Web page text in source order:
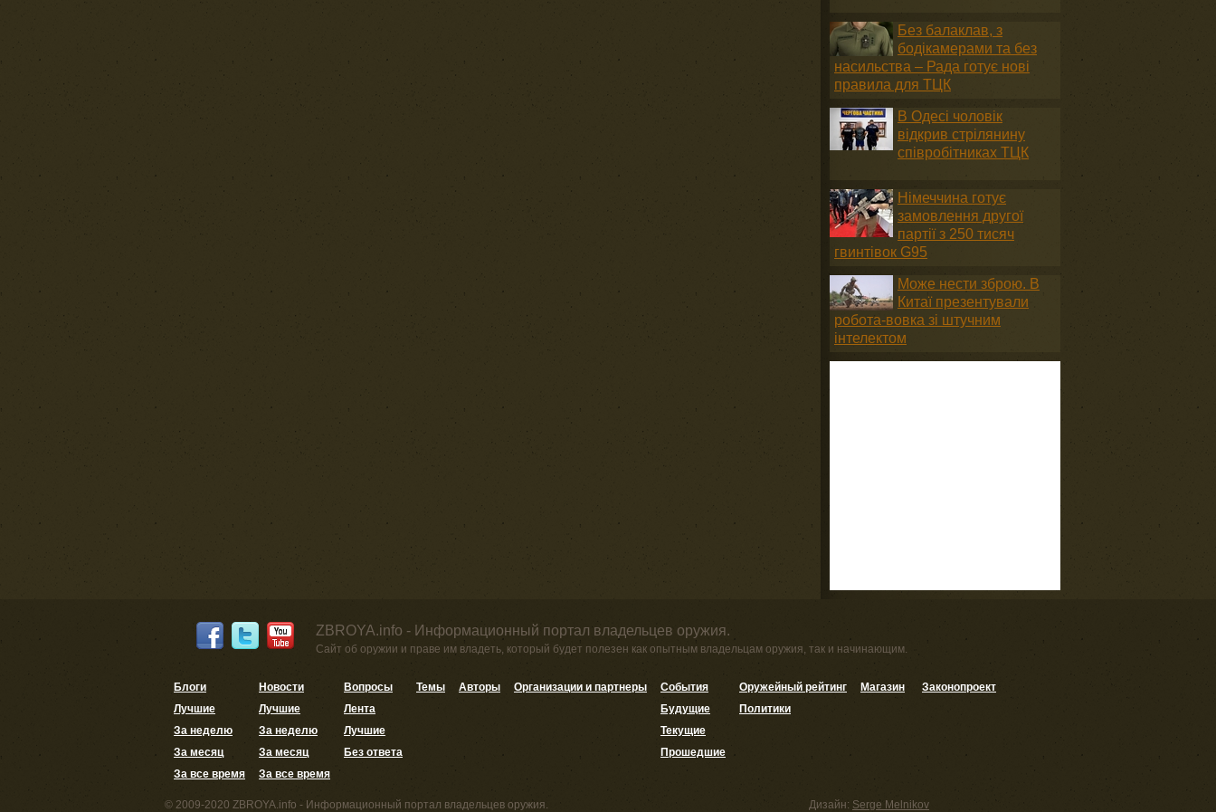
Без балаклав, з
бодікамерами та без
насильства – Рада готує нові
правила для ТЦК
В Одесі чоловік
відкрив стрілянину
співробітниках ТЦК
Німеччина готує
замовлення другої
партії з 250 тисяч
гвинтівок G95
Може нести зброю. В
Китаї презентували
робота-вовка зі штучним
інтелектом
ZBROYA.info - Информационный портал владельцев оружия.
Сайт об оружии и праве им владеть, который будет полезен как опытным владельцам оружия, так и начинающим.
Блоги
Лучшие
За неделю
За месяц
За все время
Новости
Лучшие
За неделю
За месяц
За все время
Вопросы
Лента
Лучшие
Без ответа
Темы Авторы Организации и партнеры
События
Будущие
Текущие
Прошедшие
Оружейный рейтинг
Политики
Магазин Законопроект
© 2009-2020 ZBROYA.info - Информационный портал владельцев оружия.
Дизайн: Serge Melnikov